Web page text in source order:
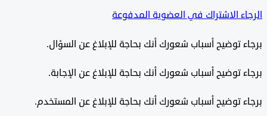
الاشتراك في العضوية المدفوعة
توضيح أسباب شعورك أنك بحاجة للإبلاغ عن السؤال.
توضيح أسباب شعورك أنك بحاجة للإبلاغ عن الإجابة.
توضيح أسباب شعورك أنك بحاجة للإبلاغ عن المستخدم.